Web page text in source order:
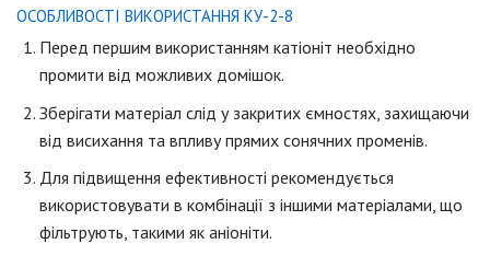
ОСОБЛИВОСТІ ВИКОРИСТАННЯ КУ-2-8
Перед першим використанням катіоніт необхідно
промити від можливих домішок.
Зберігати матеріал слід у закритих ємностях, захищаючи
від висихання та впливу прямих сонячних променів.
Для підвищення ефективності рекомендується
використовувати в комбінації з іншими матеріалами, що
фільтрують, такими як аніоніти.